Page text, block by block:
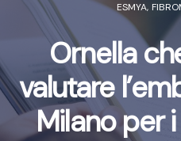
ESMYA,
Ornella
valutare
Milano per